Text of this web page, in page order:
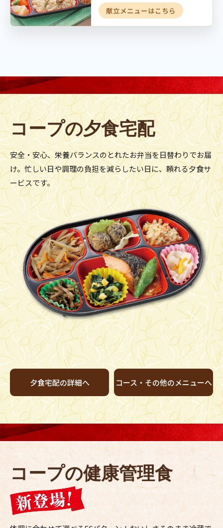
献立メニューはこちら
コープの夕食宅配
安全・安心、栄養バランスのとれたお弁当を日替わりでお届
け。 忙しい日や調理の負担を減らしたい日に、頼れる夕食サ
ービスです。
夕食宅配の詳細へ コース・ その他のメニューへ
コープの健康管理食